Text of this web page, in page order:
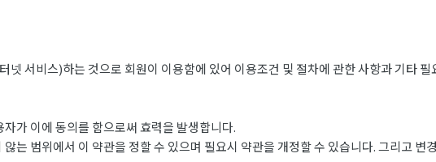
서비스)하는 것으로 회원이 이용함에 있어 이용조건 및 절차에 관한 사항과 기타 필
가 이에 동의를 함으로써 효력을 발생합니다.
는 범위에서 이 약관을 정할 수 있으며 필요시 약관을 개정할 수 있습니다. 그리고 변